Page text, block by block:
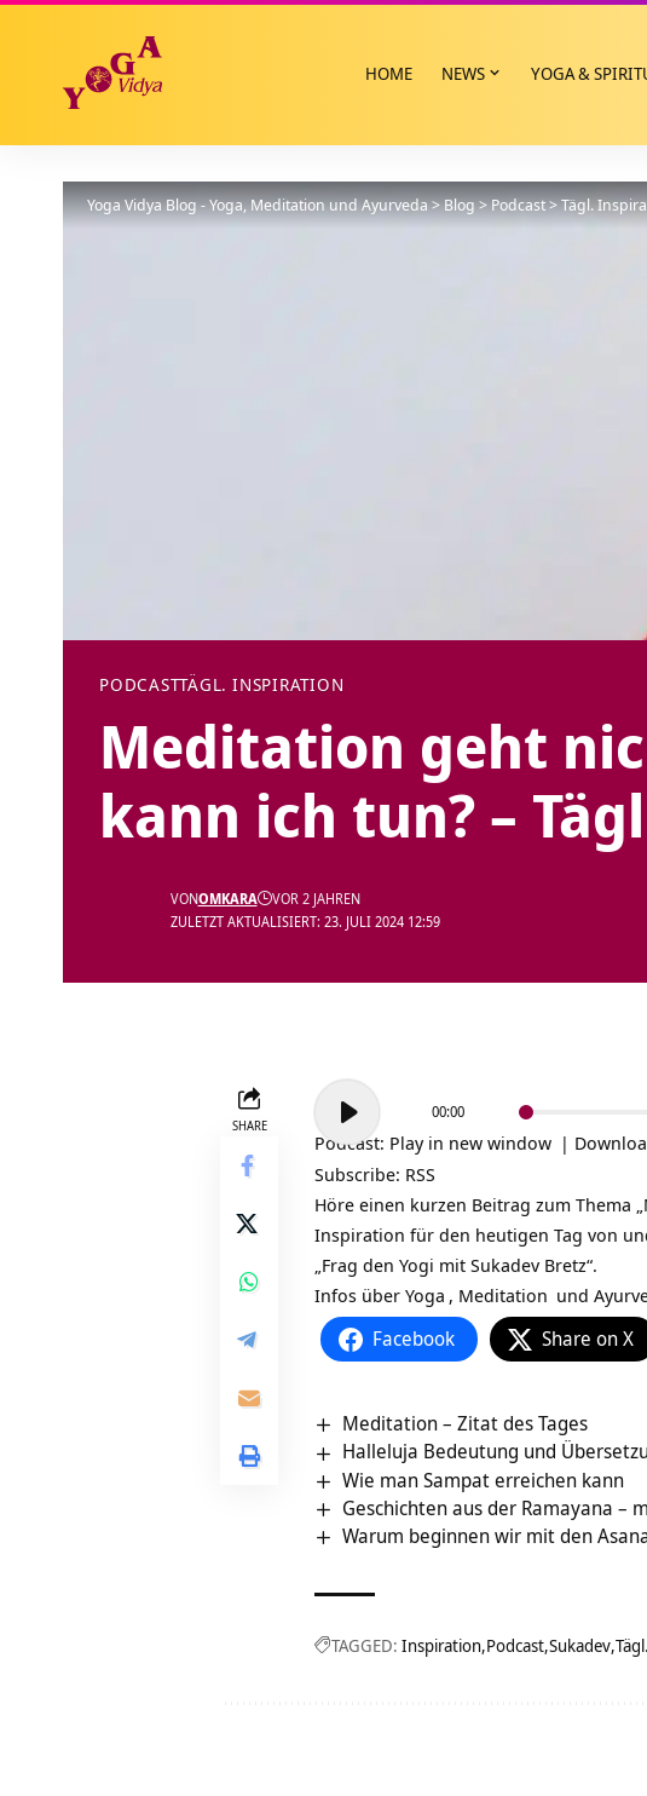
HOME NEWS YOGA &
Yoga Vidya Blog - Yoga, Meditation und Ayurveda>Blog>Podcast>Tägl.
PODCASTTÄGL. INSPIRATION
Meditation geht
kann ich tun? –
ZULETZT AKTUALISIERT: 23. JULI 2024 12:59
VONOMKARA VOR 2 JAHREN
SHARE
Audio-
Player
00:00
Podcast: Play in new window |
Subscribe: RSS
Höre einen kurzen Beitrag zum Thema
Inspiration für den heutigen Tag von
„Frag den Yogi mit Sukadev Bretz“.
Infos über Yoga , Meditation und
Facebook Share on X
Meditation – Zitat des Tages
Halleluja Bedeutung und
Wie man Sampat erreichen kann
Geschichten aus der Ramayana –
Warum beginnen wir mit den
TAGGED: Inspiration Podcast Sukadev